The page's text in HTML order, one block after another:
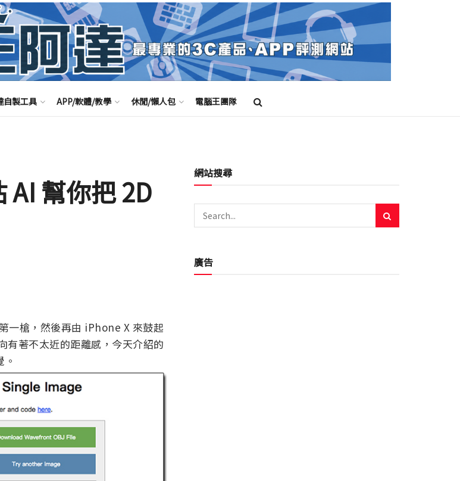
自製工具 APP/軟體/教學 休閒/懶人包 電腦王團隊
AI 幫你把 2D
一槍，然後再由 iPhone X 來鼓起
有著不太近的距離感，今天介紹的
網站搜尋
廣告